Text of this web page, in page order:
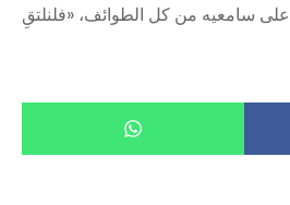
سامعيه من كل الطوائف، «فلنلتقِ